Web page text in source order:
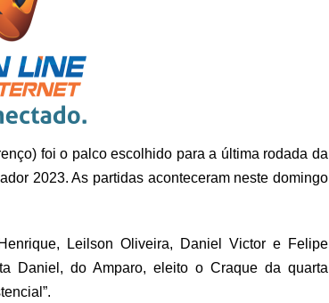
foi o palco escolhido para a última rodada da
2023. As partidas aconteceram neste domingo
Leilson Oliveira, Daniel Victor e Felipe
Daniel, do Amparo, eleito o Craque da quarta